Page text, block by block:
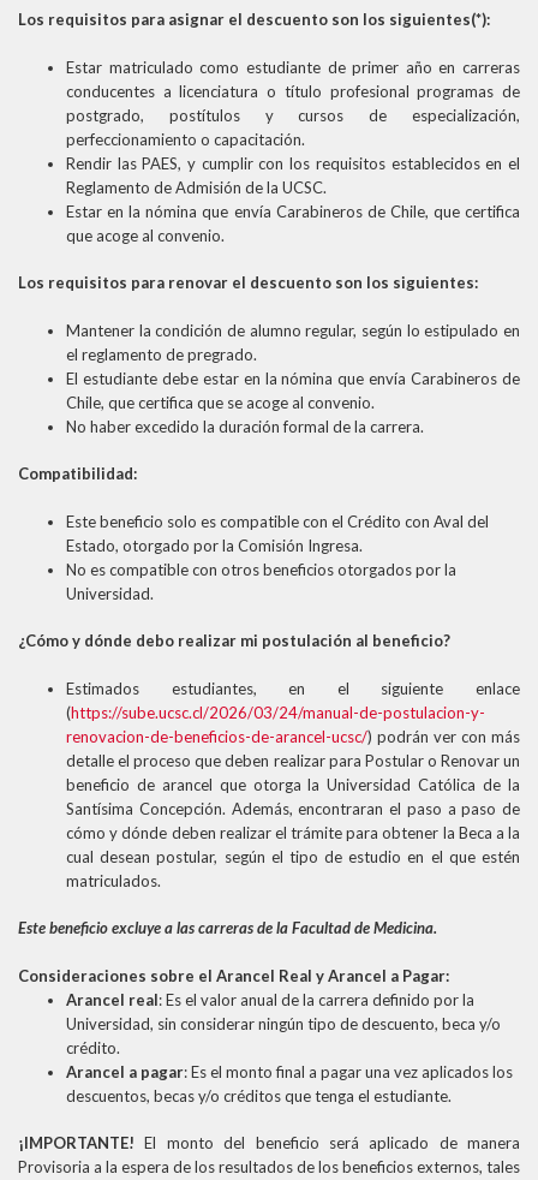
Los requisitos para asignar el descuento son los siguientes(*):
Estar matriculado como estudiante de primer año en carreras
conducentes a licenciatura o título profesional programas de
postgrado, postítulos y cursos de especialización,
perfeccionamiento o capacitación.
Rendir las PAES, y cumplir con los requisitos establecidos en el
Reglamento de Admisión de la UCSC.
Estar en la nómina que envía Carabineros de Chile, que certifica
que acoge al convenio.
Los requisitos para renovar el descuento son los siguientes:
Mantener la condición de alumno regular, según lo estipulado en
el reglamento de pregrado.
El estudiante debe estar en la nómina que envía Carabineros de
Chile, que certifica que se acoge al convenio.
No haber excedido la duración formal de la carrera.
Compatibilidad:
Este beneficio solo es compatible con el Crédito con Aval del
Estado, otorgado por la Comisión Ingresa.
No es compatible con otros beneficios otorgados por la
Universidad.
¿Cómo y dónde debo realizar mi postulación al beneficio?
Estimados estudiantes, en el siguiente enlace
(https://sube.ucsc.cl/2026/03/24/manual-de-postulacion-y-
renovacion-de-beneficios-de-arancel-ucsc/) podrán ver con más
detalle el proceso que deben realizar para Postular o Renovar un
beneficio de arancel que otorga la Universidad Católica de la
Santísima Concepción. Además, encontraran el paso a paso de
cómo y dónde deben realizar el trámite para obtener la Beca a la
cual desean postular, según el tipo de estudio en el que estén
matriculados.
Este beneficio excluye a las carreras de la Facultad de Medicina.
Consideraciones sobre el Arancel Real y Arancel a Pagar:
Arancel real: Es el valor anual de la carrera definido por la
Universidad, sin considerar ningún tipo de descuento, beca y/o
crédito.
Arancel a pagar: Es el monto final a pagar una vez aplicados los
descuentos, becas y/o créditos que tenga el estudiante.
¡IMPORTANTE! El monto del beneficio será aplicado de manera
Provisoria a la espera de los resultados de los beneficios externos, tales